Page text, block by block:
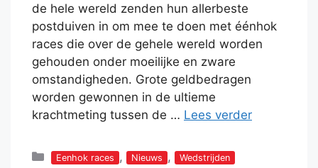
de hele wereld zenden hun allerbeste
postduiven in om mee te doen met éénhok
races die over de gehele wereld worden
gehouden onder moeilijke en zware
omstandigheden. Grote geldbedragen
worden gewonnen in de ultieme
krachtmeting tussen de … Lees verder
Categorieën
Eenhok races , Nieuws , Wedstrijden